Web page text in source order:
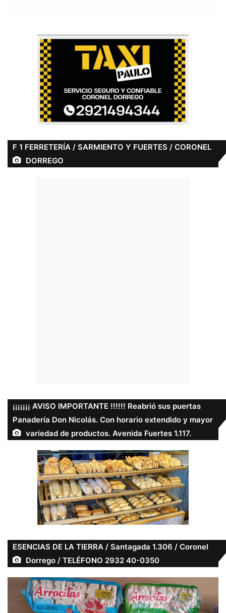
F 1 FERRETERÍA / SARMIENTO Y FUERTES / CORONEL
DORREGO
¡¡¡¡¡¡¡ AVISO IMPORTANTE !!!!!! Reabrió sus puertas
Panadería Don Nicolás. Con horario extendido y mayor
variedad de productos. Avenida Fuertes 1.117.
ESENCIAS DE LA TIERRA / Santagada 1.306 / Coronel
Dorrego / TELÉFONO 2932 40-0350